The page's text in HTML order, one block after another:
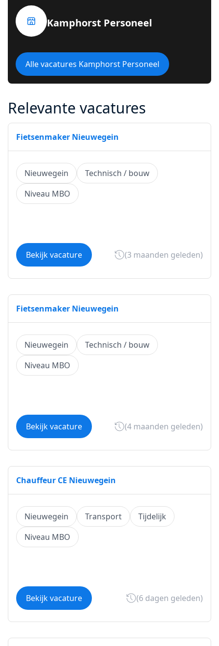
Kamphorst Personeel
Alle vacatures Kamphorst Personeel
Relevante vacatures
Fietsenmaker Nieuwegein
Nieuwegein
Technisch / bouw
Niveau MBO
Bekijk vacature (3 maanden geleden)
Fietsenmaker Nieuwegein
Nieuwegein
Technisch / bouw
Niveau MBO
Bekijk vacature (4 maanden geleden)
Chauffeur CE Nieuwegein
Nieuwegein Transport
Tijdelijk
Niveau MBO
Bekijk vacature (6 dagen geleden)